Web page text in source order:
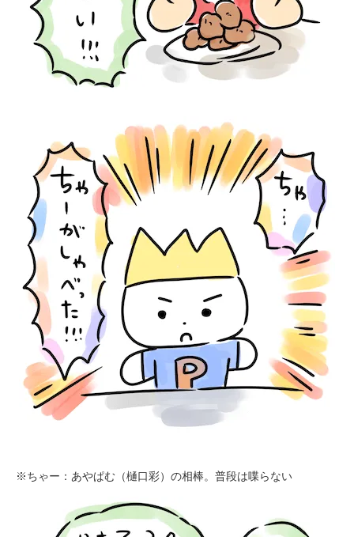
※ちゃー：あやぱむ（樋口彩）の相棒。普段は喋らない